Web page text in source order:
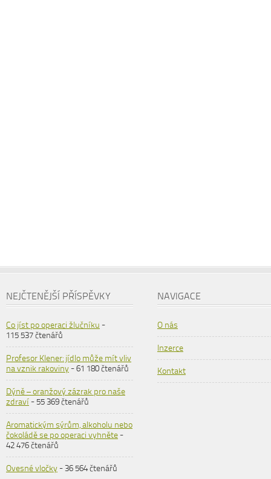
NEJČTENĚJŠÍ PŘÍSPĚVKY
Co jíst po operaci žlučníku -
115 537 čtenářů
Profesor Klener: jídlo může mít vliv
na vznik rakoviny- 61 180 čtenářů
Dýně – oranžový zázrak pro naše
zdraví- 55 369 čtenářů
Aromatickým sýrům, alkoholu nebo
čokoládě se po operaci vyhněte-
42 476 čtenářů
Ovesné vločky- 36 564 čtenářů
NAVIGACE
O nás
Inzerce
Kontakt